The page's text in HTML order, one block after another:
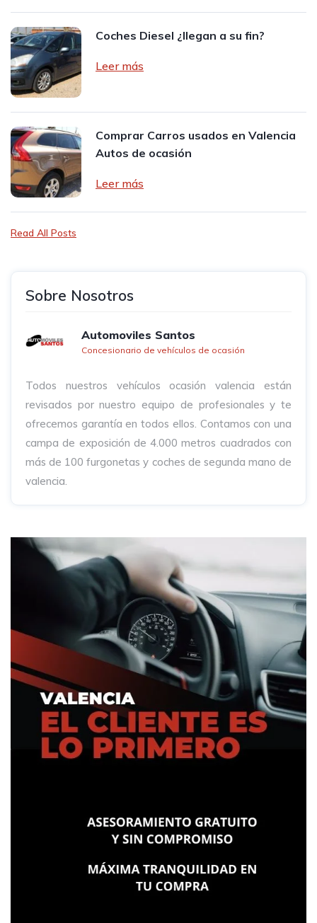
Coches Diesel ¿llegan a su fin?
Leer más
Comprar Carros usados en Valencia
Autos de ocasión
Leer más
Read All Posts
Sobre Nosotros
Automoviles Santos
Concesionario de vehículos de ocasión
Todos nuestros vehículos ocasión valencia están
revisados por nuestro equipo de profesionales y te
ofrecemos garantía en todos ellos. Contamos con una
campa de exposición de 4.000 metros cuadrados con
más de 100 furgonetas y coches de segunda mano de
valencia.